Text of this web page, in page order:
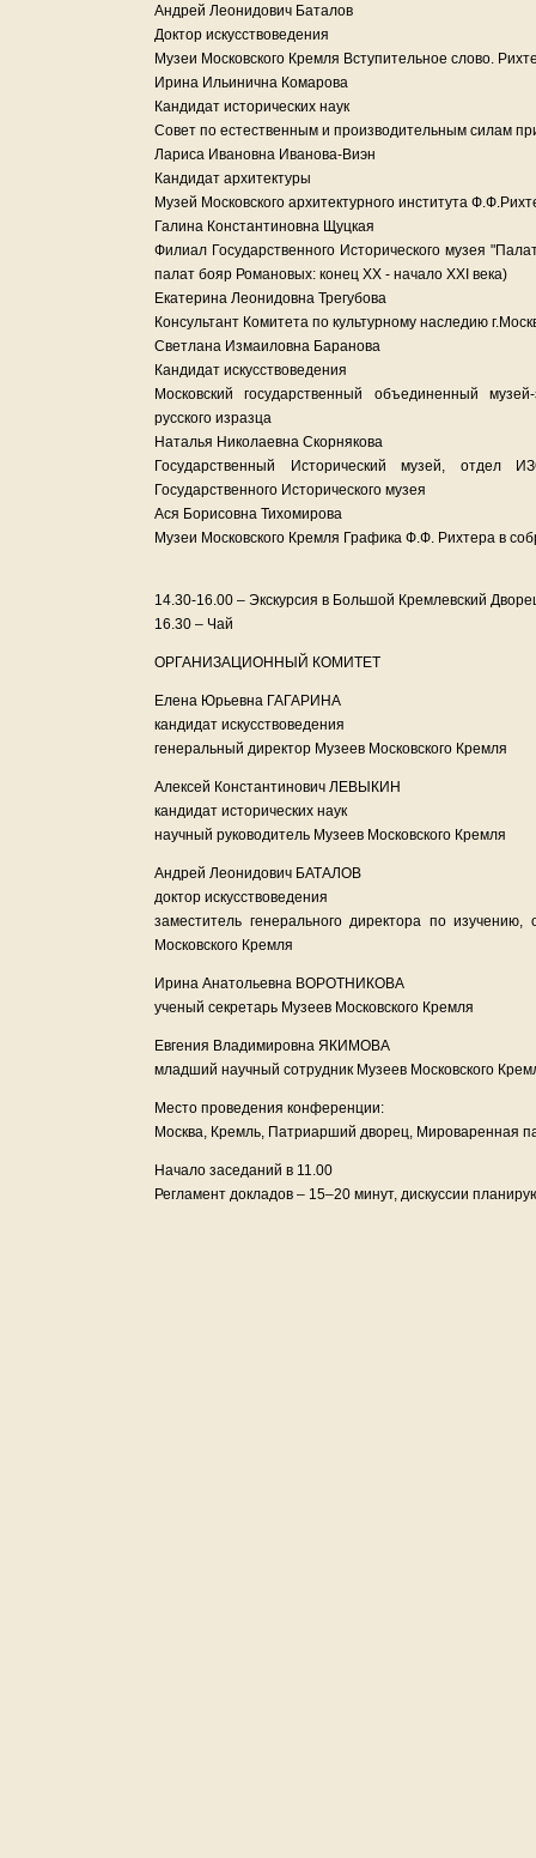
Андрей Леонидович Баталов
Доктор искусствоведения
Музеи Московского Кремля Вступительное слово.
Ирина Ильинична Комарова
Кандидат исторических наук
Совет по естественным и производительным силам
Лариса Ивановна Иванова-Виэн
Кандидат архитектуры
Музей Московского архитектурного института
Галина Константиновна Щуцкая
Филиал Государственного Исторического музея
палат бояр Романовых: конец XX - начало XXI века)
Екатерина Леонидовна Трегубова
Консультант Комитета по культурному наследию
Светлана Измаиловна Баранова
Кандидат искусствоведения
Московский государственный объединенный
русского изразца
Наталья Николаевна Скорнякова
Государственный Исторический музей,
Государственного Исторического музея
Ася Борисовна Тихомирова
Музеи Московского Кремля Графика Ф.Ф. Рихтера в
14.30-16.00 – Экскурсия в Большой Кремлевский
16.30 – Чай
ОРГАНИЗАЦИОННЫЙ КОМИТЕТ
Елена Юрьевна ГАГАРИНА
кандидат искусствоведения
генеральный директор Музеев Московского Кремля
Алексей Константинович ЛЕВЫКИН
кандидат исторических наук
научный руководитель Музеев Московского Кремля
Андрей Леонидович БАТАЛОВ
доктор искусствоведения
заместитель генерального директора по
Московского Кремля
Ирина Анатольевна ВОРОТНИКОВА
ученый секретарь Музеев Московского Кремля
Евгения Владимировна ЯКИМОВА
младший научный сотрудник Музеев Московского
Место проведения конференции:
Москва, Кремль, Патриарший дворец, Мироваренная
Начало заседаний в 11.00
Регламент докладов – 15–20 минут, дискуссии